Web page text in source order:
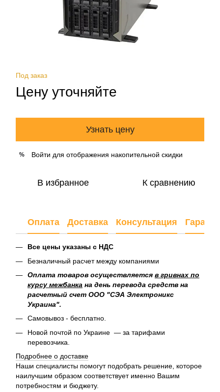
Под заказ
Цену уточняйте
Узнать цену
% Войти для отображения накопительной скидки
В избранное К сравнению
Оплата Доставка Консультация
Все цены указаны с НДС
Безналичный расчет между компаниями
Оплата товаров осуществляется в гривнах по
курсу межбанка на день перевода средств на
расчетный счет ООО "СЭА Электроникс
Украина".
Самовывоз - бесплатно.
Новой почтой по Украине — за тарифами
перевозчика.
Подробнее о доставке
Наши специалисты помогут подобрать решение, которое
наилучшим образом соответствует именно Вашим
потребностям и бюджету.